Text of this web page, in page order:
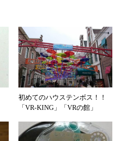
初めてのハウステンボス！！
「VR-KING」「VRの館」